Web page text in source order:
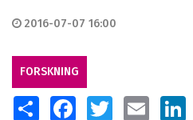
2016-07-07 16:00
FORSKNING
SHARE FACEBOOKTWITTER EMAIL